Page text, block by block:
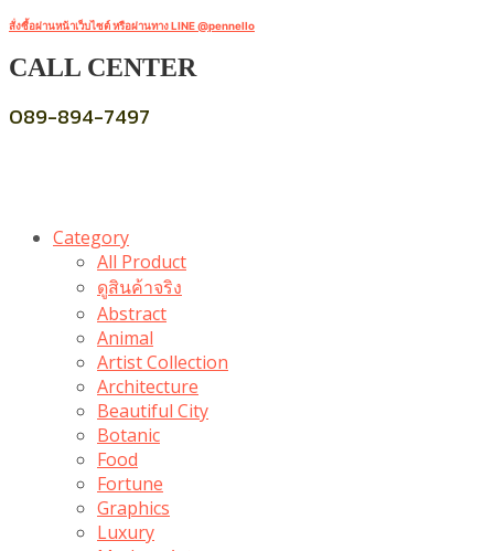
สั่งซื้อผ่านหน้าเว็บไซต์ หรือผ่านทาง LINE @pennello
CALL CENTER
089-894-7497
Category
All Product
ดูสินค้าจริง
Abstract
Animal
Artist Collection
Architecture
Beautiful City
Botanic
Food
Fortune
Graphics
Luxury